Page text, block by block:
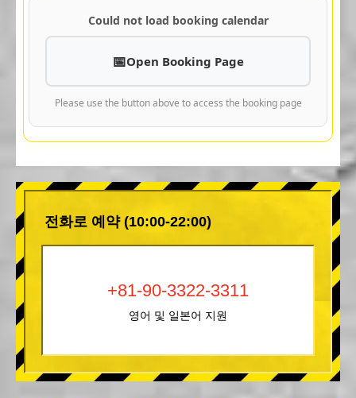
Could not load booking calendar
Open Booking Page
Please use the button above to access the booking page
전화로 예약 (10:00-22:00)
+81-90-3322-3311
영어 및 일본어 지원